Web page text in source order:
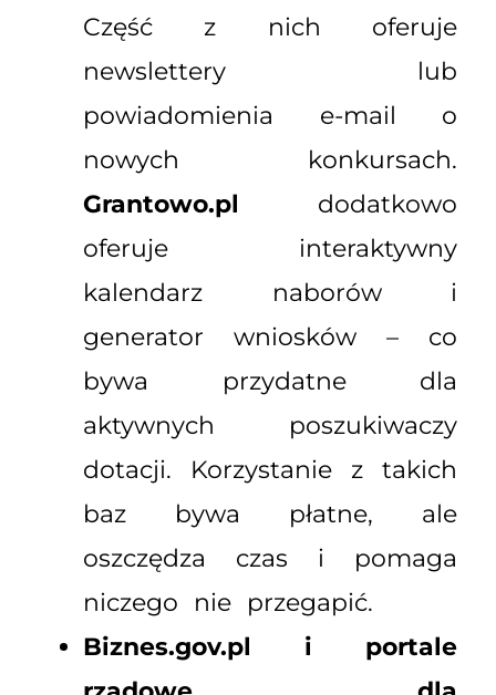
Część z nich oferuje
newslettery lub
powiadomienia e-mail o
nowych konkursach.
Grantowo.pl dodatkowo
oferuje interaktywny
kalendarz naborów i
generator wniosków – co
bywa przydatne dla
aktywnych poszukiwaczy
dotacji. Korzystanie z takich
baz bywa płatne, ale
oszczędza czas i pomaga
niczego nie przegapić.
Biznes.gov.pl i portale